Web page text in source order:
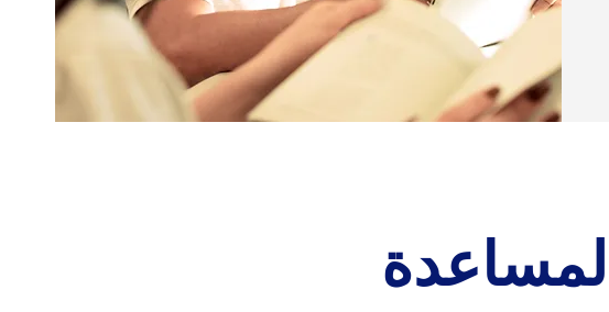
المساعدة